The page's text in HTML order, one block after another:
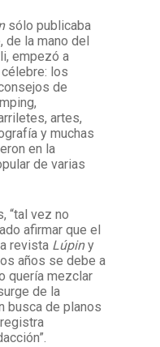
sólo publicaba
de la mano del
empezó a
los
de
artes,
y muchas
en la
de varias
“tal vez no
afirmar que el
revista Lúpiny
años se debe a
quería mezclar
de la
busca de planos